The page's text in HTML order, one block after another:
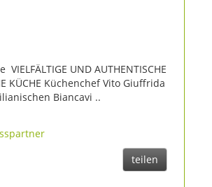
VIELFÄLTIGE UND AUTHENTISCHE
KÜCHE Küchenchef Vito Giuffrida
Biancavi ..
teilen